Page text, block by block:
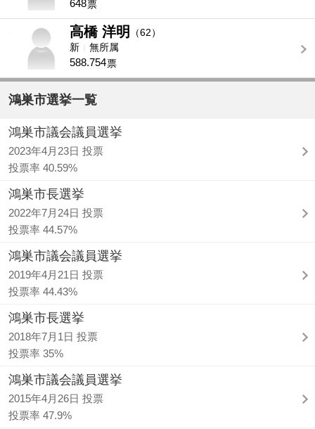
648票
高橋 洋明
（62）
新
無所属
588.754票
鴻巣市選挙一覧
鴻巣市議会議員選挙
2023年4月23日 投票
投票率 40.59%
鴻巣市長選挙
2022年7月24日 投票
投票率 44.57%
鴻巣市議会議員選挙
2019年4月21日 投票
投票率 44.43%
鴻巣市長選挙
2018年7月1日 投票
投票率 35%
鴻巣市議会議員選挙
2015年4月26日 投票
投票率 47.9%